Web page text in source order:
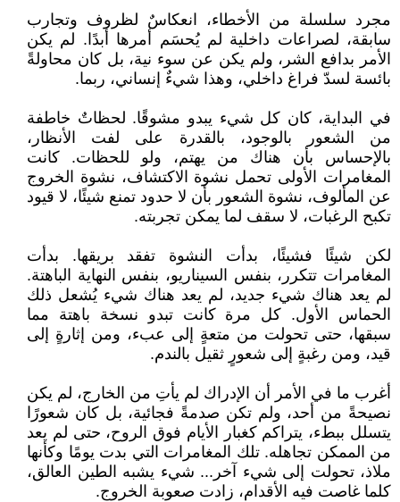
مجرد سلسلة من الأخطاء، انعكاسٌ لظروف وتجارب
سابقة، لصراعات داخلية لم يُحسَم أمرها أبدًا. لم يكن
الأمر بدافع الشر، ولم يكن عن سوء نية، بل كان محاولةً
بائسة لسدّ فراغ داخلي، وهذا شيءٌ إنساني، ربما.
في البداية، كان كل شيء يبدو مشوقًا. لحظاتٌ خاطفة
من الشعور بالوجود، بالقدرة على لفت الأنظار،
بالإحساس بأن هناك من يهتم، ولو للحظات. كانت
المغامرات الأولى تحمل نشوة الاكتشاف، نشوة الخروج
عن المألوف، نشوة الشعور بأن لا حدود تمنع شيئًا، لا قيود
تكبح الرغبات، لا سقف لما يمكن تجربته.
لكن شيئًا فشيئًا، بدأت النشوة تفقد بريقها. بدأت
المغامرات تتكرر، بنفس السيناريو، بنفس النهاية الباهتة.
لم يعد هناك شيء جديد، لم يعد هناك شيء يُشعل ذلك
الحماس الأول. كل مرة كانت تبدو نسخة باهتة مما
سبقها، حتى تحولت من متعةٍ إلى عبء، ومن إثارةٍ إلى
قيد، ومن رغبةٍ إلى شعورٍ ثقيل بالندم.
أغرب ما في الأمر أن الإدراك لم يأتِ من الخارج، لم يكن
نصيحةً من أحد، ولم تكن صدمةً فجائية، بل كان شعورًا
يتسلل ببطء، يتراكم كغبار الأيام فوق الروح، حتى لم يعد
من الممكن تجاهله. تلك المغامرات التي بدت يومًا وكأنها
ملاذ، تحولت إلى شيء آخر... شيء يشبه الطين العالق،
كلما غاصت فيه الأقدام، زادت صعوبة الخروج.